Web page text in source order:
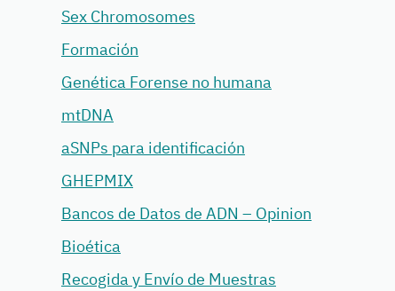
Sex Chromosomes
Formación
Genética Forense no humana
mtDNA
aSNPs para identificación
GHEPMIX
Bancos de Datos de ADN – Opinion
Bioética
Recogida y Envío de Muestras